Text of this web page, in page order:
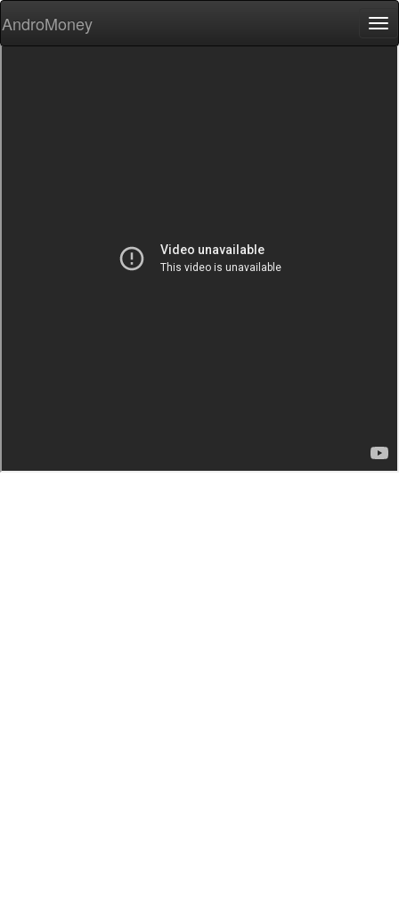
AndroMoney